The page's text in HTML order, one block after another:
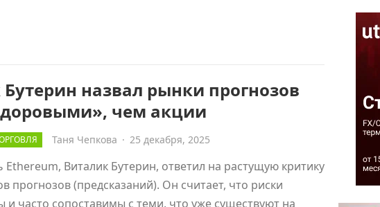
назвал рынки прогнозов
чем акции
Таня Чепкова · 25 декабря, 2025
Ethereum, Виталик Бутерин, ответил на растущую критику
прогнозов (предсказаний). Он считает, что риски
и часто сопоставимы с теми, что уже существуют на